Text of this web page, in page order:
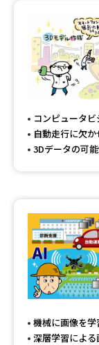
高等学校（情報）教
大学で学べる内
データサイエンス特集
デジタルパンフレッ
新学年スタート号特
（高3生用）
SELFBRAND特集ペー
コンピュータ
自動走行に欠
3Dデータの可
機械に画像を学
深層学習によ